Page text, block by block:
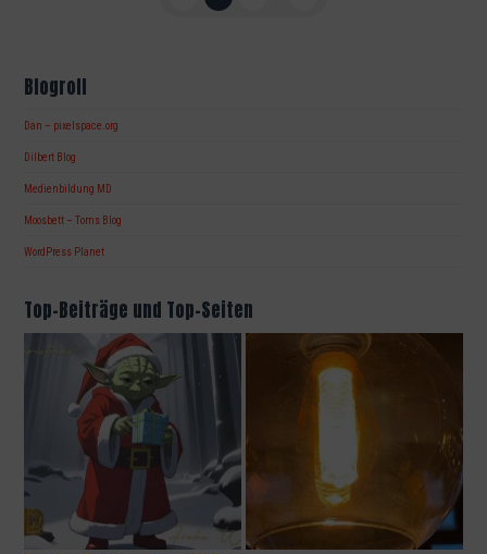
Blogroll
Dan – pixelspace.org
Dilbert Blog
Medienbildung MD
Moosbett – Toms Blog
WordPress Planet
Top-Beiträge und Top-Seiten